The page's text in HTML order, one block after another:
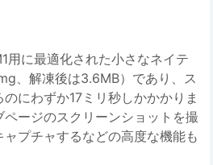
用に最適化された小さなネイテ
、解凍後は3.6MB）であり、ス
にわずか17ミリ秒しかかかりま
ージのスクリーンショットを撮
プチャするなどの高度な機能も